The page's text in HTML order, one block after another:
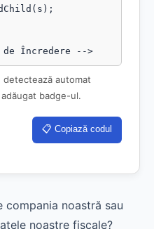
de Încredere -->
detectează automat
badge-ul.
📋 Copiază codul
noastră sau
noastre fiscale?